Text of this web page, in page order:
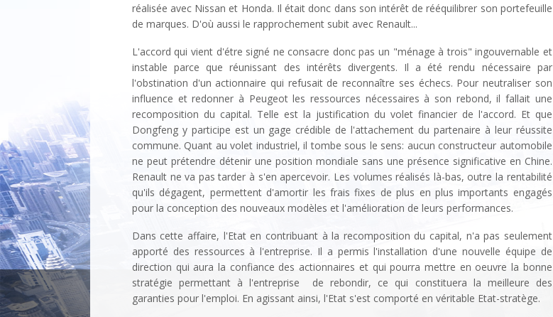
réalisée avec Nissan et Honda. Il était donc dans son intérêt de rééquilibrer son portefeuille
de marques. D'où aussi le rapprochement subit avec Renault...
L'accord qui vient d'étre signé ne consacre donc pas un "ménage à trois" ingouvernable et
instable parce que réunissant des intérêts divergents. Il a été rendu nécessaire par
l'obstination d'un actionnaire qui refusait de reconnaître ses échecs. Pour neutraliser son
influence et redonner à Peugeot les ressources nécessaires à son rebond, il fallait une
recomposition du capital. Telle est la justification du volet financier de l'accord. Et que
Dongfeng y participe est un gage crédible de l'attachement du partenaire à leur réussite
commune. Quant au volet industriel, il tombe sous le sens: aucun constructeur automobile
ne peut prétendre détenir une position mondiale sans une présence significative en Chine.
Renault ne va pas tarder à s'en apercevoir. Les volumes réalisés là-bas, outre la rentabilité
qu'ils dégagent, permettent d'amortir les frais fixes de plus en plus importants engagés
pour la conception des nouveaux modèles et l'amélioration de leurs performances.
Dans cette affaire, l'Etat en contribuant à la recomposition du capital, n'a pas seulement
apporté des ressources à l'entreprise. Il a permis l'installation d'une nouvelle équipe de
direction qui aura la confiance des actionnaires et qui pourra mettre en oeuvre la bonne
stratégie permettant à l'entreprise de rebondir, ce qui constituera la meilleure des
garanties pour l'emploi. En agissant ainsi, l'Etat s'est comporté en véritable Etat-stratège.